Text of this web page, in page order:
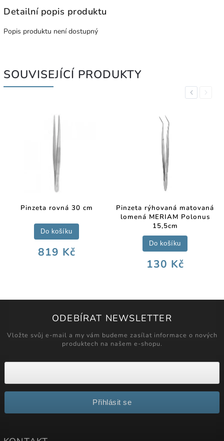
Detailní popis produktu
Popis produktu není dostupný
SOUVISEJÍCÍ PRODUKTY
Previous
Pinzeta rovná 30 cm
819 Kč
Do košíku
Pinzeta rýhovaná matovaná
lomená MERIAM Polonus
15,5cm
130 Kč
Do košíku
Next
ODEBÍRAT NEWSLETTER
Vložte svůj e-mail a my vám budeme zasílat informace o nových
produktech na našem e-shopu.
Přihlásit se